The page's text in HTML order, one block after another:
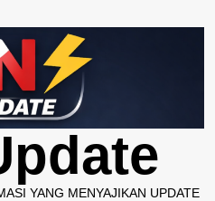
YANG MENYAJIKAN UPDATE